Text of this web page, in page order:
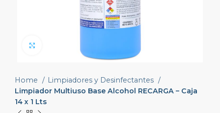
Home
Limpiadores y Desinfectantes
Limpiador Multiuso Base Alcohol RECARGA – Caja
14 x 1 Lts